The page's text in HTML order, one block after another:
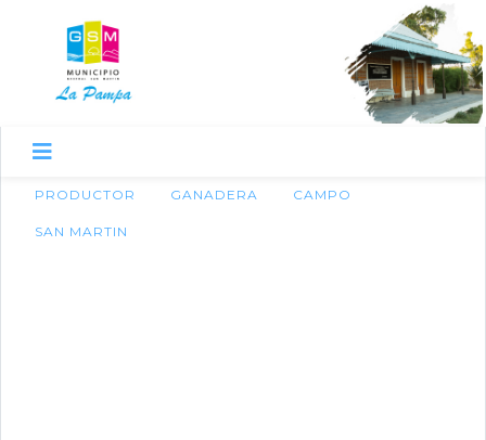
PRODUCTOR GANADERA CAMPO
SAN MARTIN